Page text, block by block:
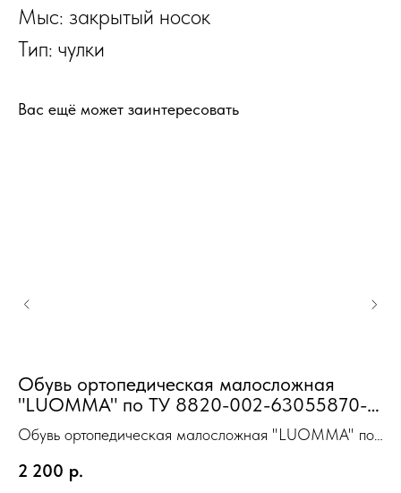
Мыс: закрытый носок
Тип: чулки
Вас ещё может заинтересовать
Обувь ортопедическая малосложная
"LUOMMA" по ТУ 8820-002-63055870-
2013 серийного производства туфли
Женская розовое серебро р-р 37
Обувь ортопедическая малосложная "LUOMMA" по
производства туфли Женская розовое серебро р-р
2 200 р.